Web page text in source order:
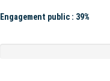
Engagement public : 39%